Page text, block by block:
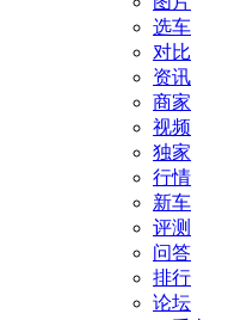
选车
对比
资讯
商家
视频
独家
行情
新车
评测
问答
排行
论坛